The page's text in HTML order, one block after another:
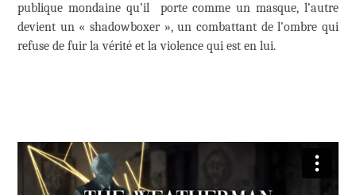
publique mondaine qu’il porte comme un masque, l’autre
devient un « shadowboxer », un combattant de l’ombre qui
refuse de fuir la vérité et la violence qui est en lui.